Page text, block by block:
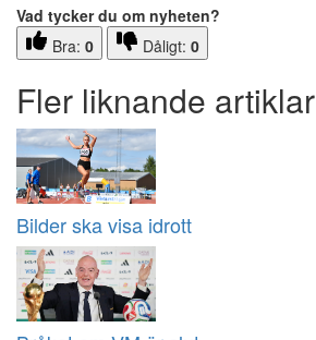
Vad tycker du om nyheten?
Bra: 0 Dåligt: 0
Fler liknande artiklar
Bilder ska visa idrott